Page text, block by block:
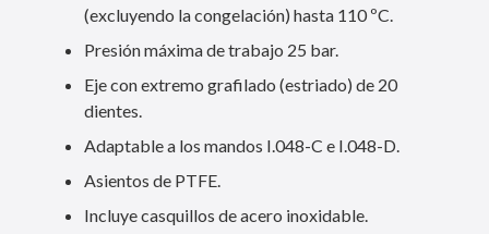
(excluyendo la congelación) hasta 110 ºC.
Presión máxima de trabajo 25 bar.
Eje con extremo grafilado (estriado) de 20
dientes.
Adaptable a los mandos I.048-C e I.048-D.
Asientos de PTFE.
Incluye casquillos de acero inoxidable.